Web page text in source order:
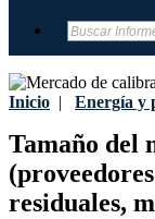
Inicio | Energía y
Tamaño del
residuales,